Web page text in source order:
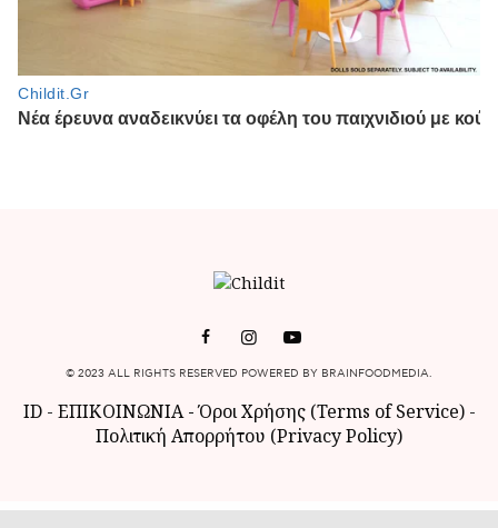
© 2023 ALL RIGHTS RESERVED POWERED BY BRAINFOODMEDIA.
ID- ΕΠΙΚΟΙΝΩΝΙΑ-Όροι Χρήσης (Terms of Service)-
Πολιτική Απορρήτου (Privacy Policy)